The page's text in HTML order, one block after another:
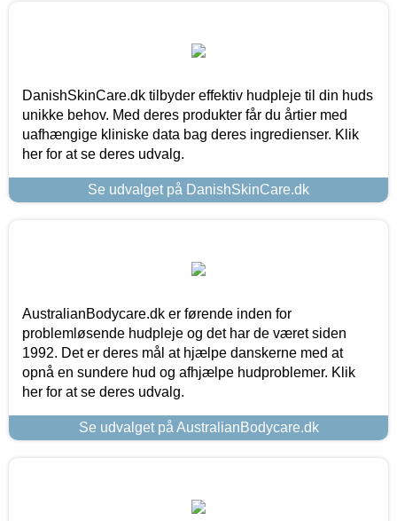
DanishSkinCare.dk tilbyder effektiv hudpleje til din huds
unikke behov. Med deres produkter får du årtier med
uafhængige kliniske data bag deres ingredienser. Klik
her for at se deres udvalg.
Se udvalget på DanishSkinCare.dk
AustralianBodycare.dk er førende inden for
problemløsende hudpleje og det har de været siden
1992. Det er deres mål at hjælpe danskerne med at
opnå en sundere hud og afhjælpe hudproblemer. Klik
her for at se deres udvalg.
Se udvalget på AustralianBodycare.dk